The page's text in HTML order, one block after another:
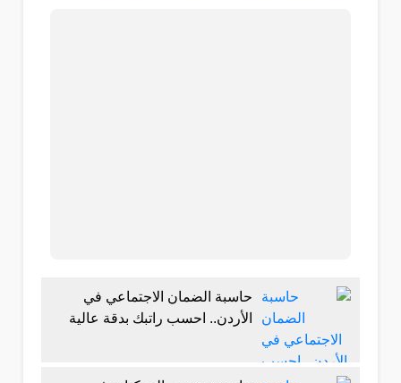
حاسبة الضمان الاجتماعي في
الأردن.. احسب راتبك بدقة عالية